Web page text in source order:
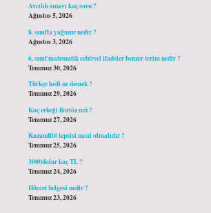
Avcılık sınavı kaç soru ?
Ağustos 5, 2026
8. sınıfta yağmur nedir ?
Ağustos 3, 2026
6. sınıf matematik cebirsel ifadeler benzer terim nedir ?
Temmuz 30, 2026
Türkçe kedi ne demek ?
Temmuz 29, 2026
Koç erkeği flörtöz mü ?
Temmuz 27, 2026
Kazandibi tepsisi nasıl olmalıdır ?
Temmuz 25, 2026
3000dolar kaç TL ?
Temmuz 24, 2026
Hüccet belgesi nedir ?
Temmuz 23, 2026